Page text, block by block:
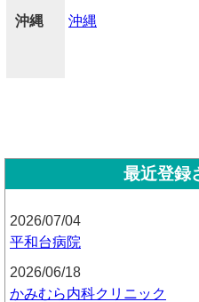
沖縄 沖縄
最近登録
2026/07/04
平和台病院
2026/06/18
かみむら内科クリニック